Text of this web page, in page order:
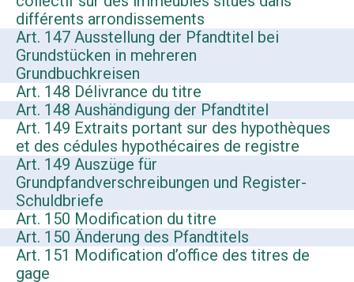
différents arrondissements
Art. 147 Ausstellung der Pfandtitel bei
Grundstücken in mehreren
Grundbuchkreisen
Art. 148 Délivrance du titre
Art. 148 Aushändigung der Pfandtitel
Art. 149 Extraits portant sur des hypothèques
et des cédules hypothécaires de registre
Art. 149 Auszüge für
Grundpfandverschreibungen und Register-
Schuldbriefe
Art. 150 Modification du titre
Art. 150 Änderung des Pfandtitels
Art. 151 Modification d’office des titres de
gage